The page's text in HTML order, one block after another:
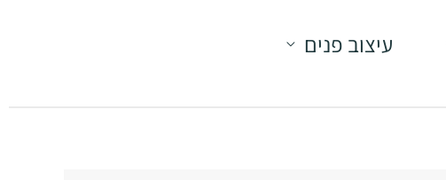
עיצוב פנים